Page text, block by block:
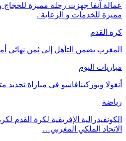
عمالة آنفا جهزت رحلة مميزة للحجاج
مميزة للخدمات و الرعاية .
كرة القدم
المغرب يضمن التأهل إلى ثمن نهائي أمم
مباريات اليوم
أنغولا وبوركينافاسو في مباراة تحديد
رياضة
الكونفيدرالية الإفريقية لكرة القدم
الاتحاد الملكي المغربي…